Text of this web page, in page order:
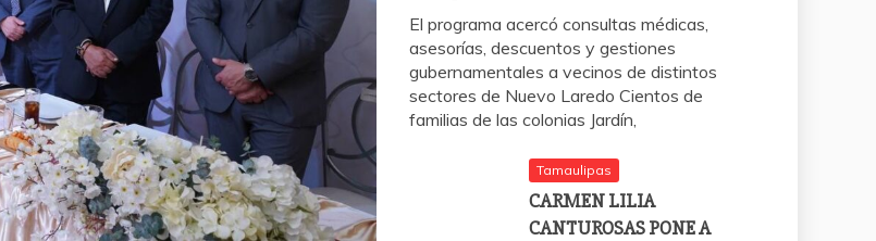
El programa acercó consultas médicas,
asesorías, descuentos y gestiones
gubernamentales a vecinos de distintos
sectores de Nuevo Laredo Cientos de
familias de las colonias Jardín,
Tamaulipas
CARMEN LILIA
CANTUROSAS PONE A